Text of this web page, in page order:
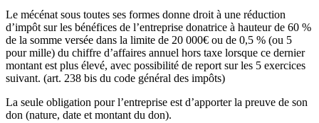
Le mécénat sous toutes ses formes donne droit à une réduction
d’impôt sur les bénéfices de l’entreprise donatrice à hauteur de 60 %
de la somme versée dans la limite de 20 000€ ou de 0,5 % (ou 5
pour mille) du chiffre d’affaires annuel hors taxe lorsque ce dernier
montant est plus élevé, avec possibilité de report sur les 5 exercices
suivant. (art. 238 bis du code général des impôts)
La seule obligation pour l’entreprise est d’apporter la preuve de son
don (nature, date et montant du don).